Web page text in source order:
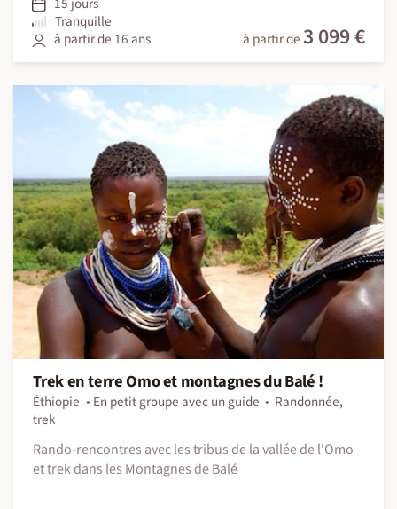
Tranquille
à partir de 16 ans
à partir de 3 099 €
Trek en terre Omo et montagnes du Balé !
Éthiopie En petit groupe avec un guide
Randonnée,
trek
Rando-rencontres avec les tribus de la vallée de l'Omo
et trek dans les Montagnes de Balé